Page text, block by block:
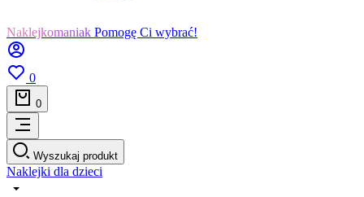
Naklejkomaniak Pomogę Ci wybrać!
0
0
Wyszukaj produkt
Naklejki dla dzieci